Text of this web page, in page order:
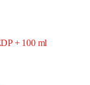
+ 100 ml